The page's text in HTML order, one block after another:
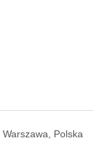
Warszawa, Polska